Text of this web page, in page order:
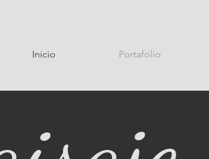
Inicio Portafolio